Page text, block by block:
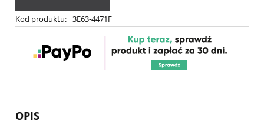
Kod produktu: 3E63-4471F
OPIS